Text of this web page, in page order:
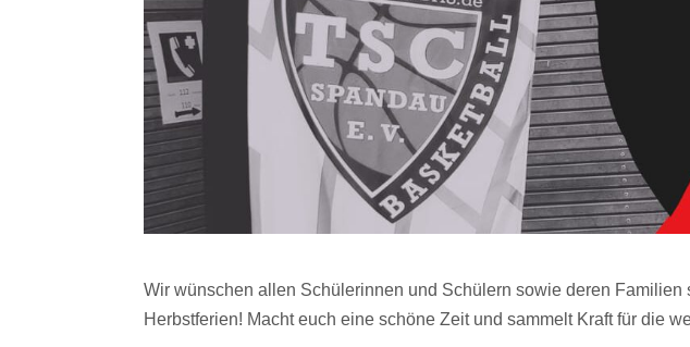
Wir wünschen allen Schülerinnen und Schülern sowie deren Familien
Herbstferien! Macht euch eine schöne Zeit und sammelt Kraft für die